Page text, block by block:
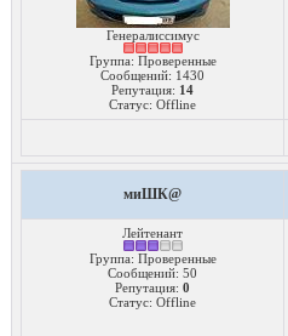
Генералиссимус
Группа: Проверенные
Сообщений: 1430
Репутация: 14
Статус: Offline
миШК@
Лейтенант
Группа: Проверенные
Сообщений: 50
Репутация: 0
Статус: Offline